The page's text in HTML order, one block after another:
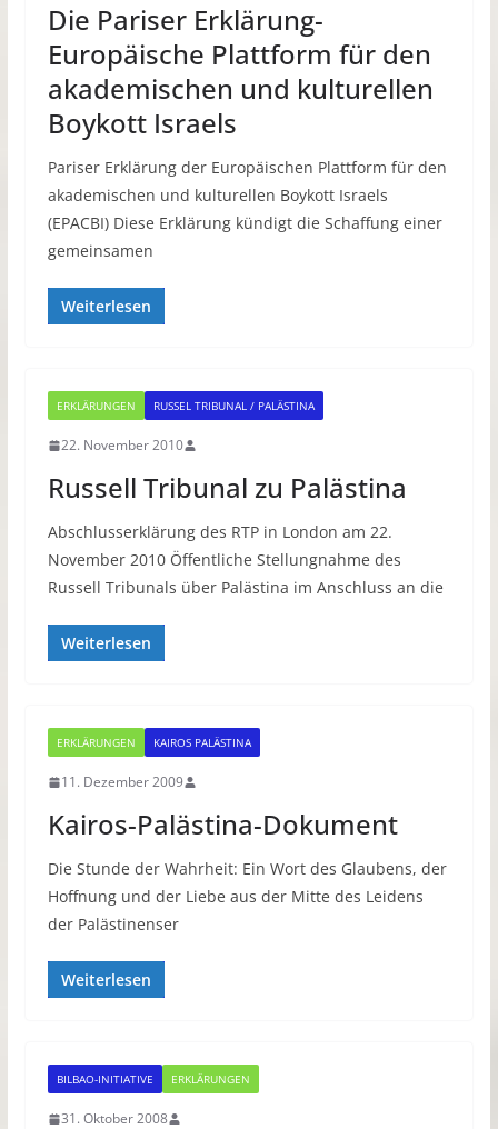
Die Pariser Erklärung-
Europäische Plattform für den
akademischen und kulturellen
Boykott Israels
Pariser Erklärung der Europäischen Plattform für den
akademischen und kulturellen Boykott Israels
(EPACBI) Diese Erklärung kündigt die Schaffung einer
gemeinsamen
Weiterlesen
ERKLÄRUNGEN RUSSEL TRIBUNAL / PALÄSTINA
22. November 2010
Russell Tribunal zu Palästina
Abschlusserklärung des RTP in London am 22.
November 2010 Öffentliche Stellungnahme des
Russell Tribunals über Palästina im Anschluss an die
Weiterlesen
ERKLÄRUNGEN KAIROS PALÄSTINA
11. Dezember 2009
Kairos-Palästina-Dokument
Die Stunde der Wahrheit: Ein Wort des Glaubens, der
Hoffnung und der Liebe aus der Mitte des Leidens
der Palästinenser
Weiterlesen
BILBAO-INITIATIVE ERKLÄRUNGEN
31. Oktober 2008